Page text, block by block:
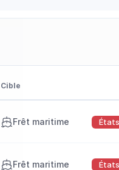
Cible
Frêt maritime
Frêt maritime